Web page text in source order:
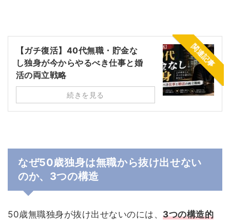
関連記事
【ガチ復活】40代無職・貯金な
し独身が今からやるべき仕事と婚
活の両立戦略
続きを見る
なぜ50歳独身は無職から抜け出せない
のか、3つの構造
50歳無職独身が抜け出せないのには、3つの構造的